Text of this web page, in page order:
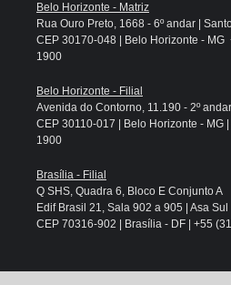
Belo Horizonte - Matriz
Rua Ouro Preto, 1668 - 6º andar |
CEP 30170-048 | Belo Horizonte - MG
1900
Belo Horizonte - Filial
Avenida do Contorno, 11.190 - 2º
CEP 30110-017 | Belo Horizonte - MG
1900
Brasília - Filial
Q SHS, Quadra 6, Bloco E Conjunto A
Edif Brasil 21, Sala 902 a 905 | Asa Sul
CEP 70316-902 | Brasília - DF | +55